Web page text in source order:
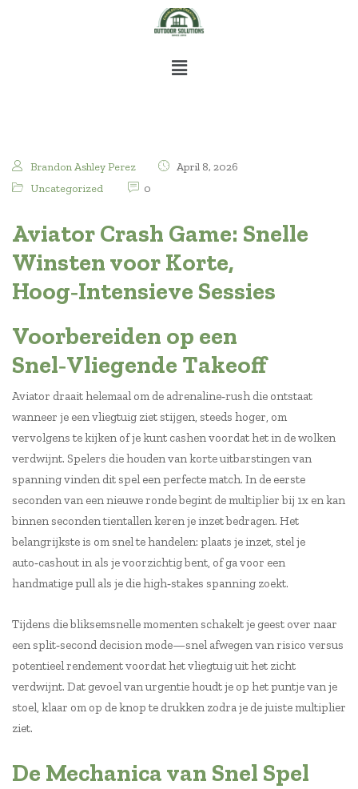
Brandon Ashley Perez
April 8, 2026
Uncategorized
0
Aviator Crash Game: Snelle
Winsten voor Korte,
Hoog‑Intensieve Sessies
Voorbereiden op een
Snel‑Vliegende Takeoff
Aviator draait helemaal om de adrenaline‑rush die ontstaat
wanneer je een vliegtuig ziet stijgen, steeds hoger, om
vervolgens te kijken of je kunt cashen voordat het in de wolken
verdwijnt. Spelers die houden van korte uitbarstingen van
spanning vinden dit spel een perfecte match. In de eerste
seconden van een nieuwe ronde begint de multiplier bij 1x en kan
binnen seconden tientallen keren je inzet bedragen. Het
belangrijkste is om snel te handelen: plaats je inzet, stel je
auto‑cashout in als je voorzichtig bent, of ga voor een
handmatige pull als je die high‑stakes spanning zoekt.
Tijdens die bliksemsnelle momenten schakelt je geest over naar
een split‑second decision mode—snel afwegen van risico versus
potentieel rendement voordat het vliegtuig uit het zicht
verdwijnt. Dat gevoel van urgentie houdt je op het puntje van je
stoel, klaar om op de knop te drukken zodra je de juiste multiplier
ziet.
De Mechanica van Snel Spel